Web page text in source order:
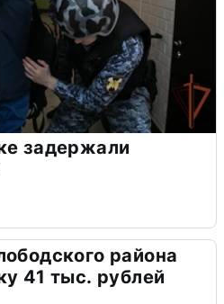
задержали
района
41 тыс. рублей